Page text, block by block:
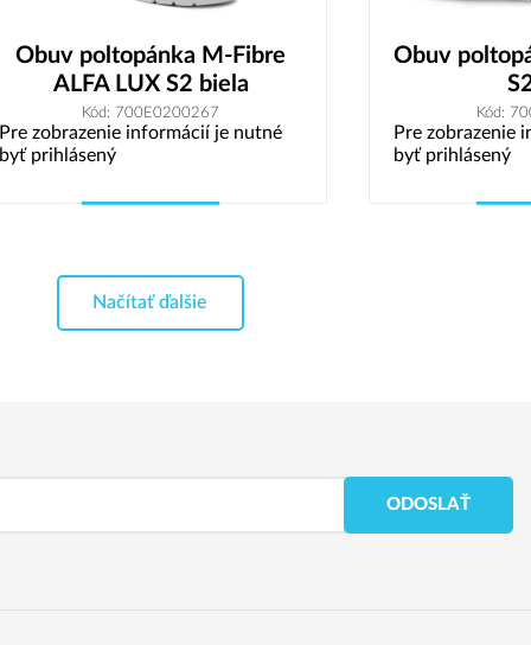
Obuv poltopánka M-Fibre
ALFA LUX S2 biela
Kód: 700E0200267
Pre zobrazenie informácií je nutné
byť prihlásený
Obuv
Kód:
Pre zobrazenie
byť prihlásený
Načítať ďalšie
ODOSLAŤ